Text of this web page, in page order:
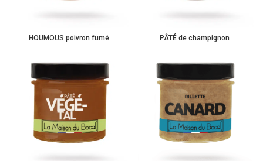
HOUMOUS poivron fumé PÂTÉ de champignon